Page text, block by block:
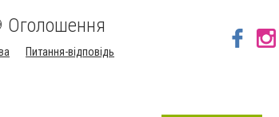
Оголошення
Питання-відповідь